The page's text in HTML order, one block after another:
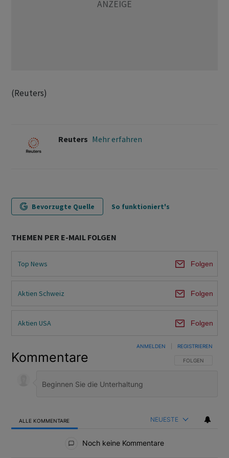
(Reuters)
Reuters Mehr erfahren
Bevorzugte Quelle So funktioniert's
THEMEN PER E-MAIL FOLGEN
Top News Folgen
Aktien Schweiz Folgen
Aktien USA Folgen
Kommentare FOLGE DIESER
FOLGEN
ANMELDEN REGISTRIEREN
ALLE KOMMENTARE NEUESTE
Noch keine Kommentare